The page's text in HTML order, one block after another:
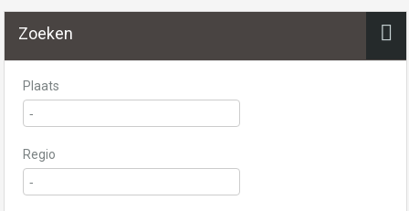
Zoeken
Plaats
Regio